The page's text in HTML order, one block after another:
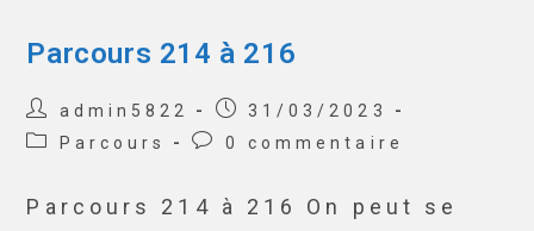
Parcours 214 à 216
admin5822
31/03/2023
Parcours
0 commentaire
Parcours 214 à 216 On peut se